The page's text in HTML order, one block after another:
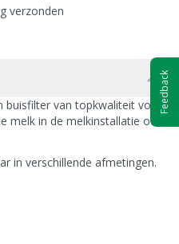
verzonden
van topkwaliteit voor
melk in de melkinstallatie of
in verschillende afmetingen.
Feedback